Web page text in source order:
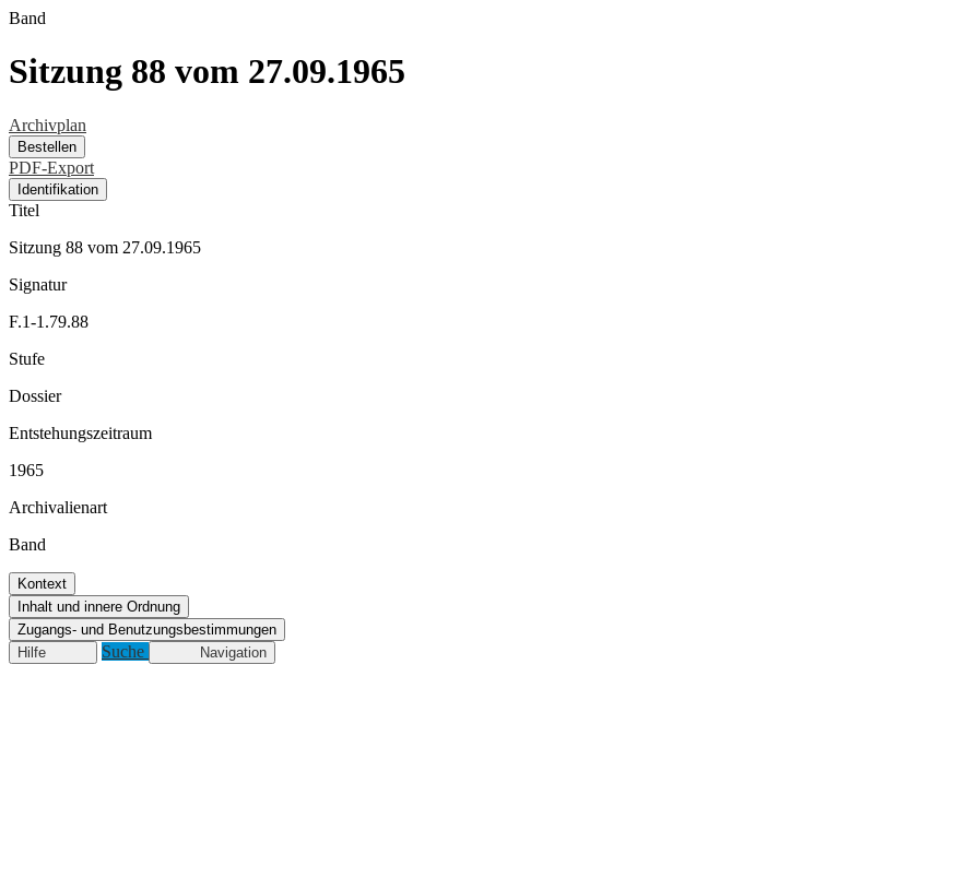
Band
Sitzung 88 vom 27.09.1965
Archivplan
Bestellen
PDF-Export
Identifikation
Titel
Sitzung 88 vom 27.09.1965
Signatur
F.1-1.79.88
Stufe
Dossier
Entstehungszeitraum
1965
Archivalienart
Band
Kontext
Inhalt und innere Ordnung
Zugangs- und Benutzungsbestimmungen
Hilfe
Suche Navigation